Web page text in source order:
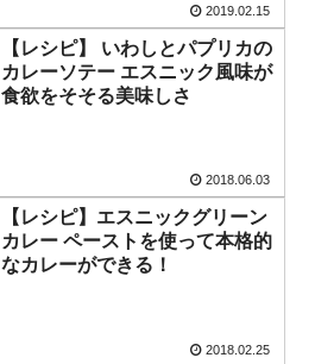
2019.02.15
【レシピ】 いわしとパプリカの
カレーソテー エスニック風味が
食欲をそそる美味しさ
2018.06.03
【レシピ】エスニックグリーン
カレー ペーストを使って本格的
なカレーができる！
2018.02.25